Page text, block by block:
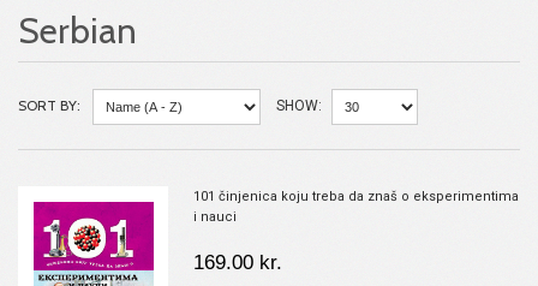
Serbian
SORT BY: SHOW:
101 činjenica koju treba da znaš o eksperimentima
i nauci
169.00 kr.